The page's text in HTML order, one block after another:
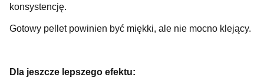
konsystencję.
Gotowy pellet powinien być miękki, ale nie mocno klejący.
Dla jeszcze lepszego efektu: